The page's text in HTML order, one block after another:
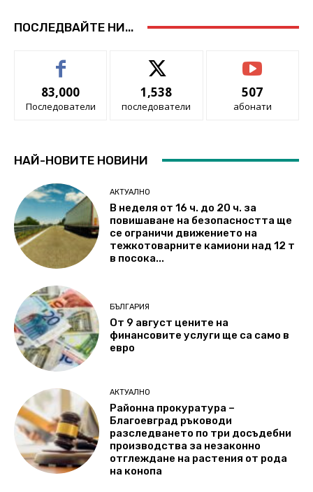
ПОСЛЕДВАЙТЕ НИ...
83,000
Последователи
1,538
последователи
507
абонати
НАЙ-НОВИТЕ НОВИНИ
АКТУАЛНО
В неделя от 16 ч. до 20 ч. за
повишаване на безопасността ще
се ограничи движението на
тежкотоварните камиони над 12 т
в посока...
БЪЛГАРИЯ
От 9 август цените на
финансовите услуги ще са само в
евро
АКТУАЛНО
Районна прокуратура –
Благоевград ръководи
разследването по три досъдебни
производства за незаконно
отглеждане на растения от рода
на конопа